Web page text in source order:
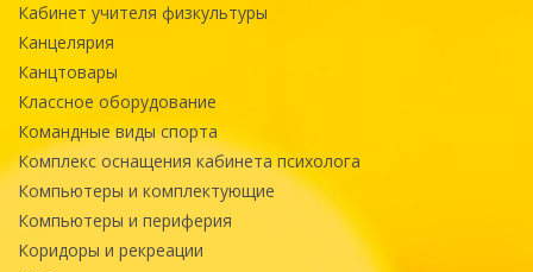
Кабинет учителя физкультуры
Канцелярия
Канцтовары
Классное оборудование
Командные виды спорта
Комплекс оснащения кабинета психолога
Компьютеры и комплектующие
Компьютеры и периферия
Коридоры и рекреации